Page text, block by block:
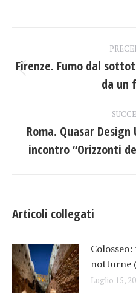
tra
post
Firenze. Fumo dal
da un
Roma. Quasar
incontro “Orizzonti
Articoli collegati
notturne
Luglio 15,